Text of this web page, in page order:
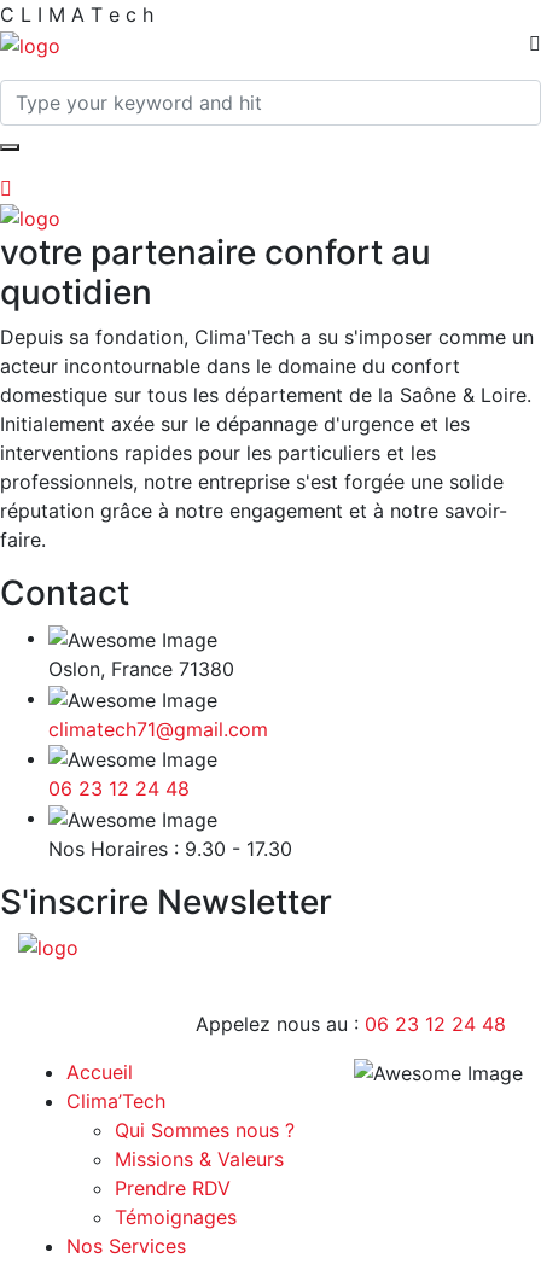
C L I M A T e c h
votre partenaire confort au
quotidien
Depuis sa fondation, Clima'Tech a su s'imposer comme un
acteur incontournable dans le domaine du confort
domestique sur tous les département de la Saône & Loire.
Initialement axée sur le dépannage d'urgence et les
interventions rapides pour les particuliers et les
professionnels, notre entreprise s'est forgée une solide
réputation grâce à notre engagement et à notre savoir-
faire.
Contact
Oslon, France 71380
climatech71@gmail.com
06 23 12 24 48
Nos Horaires : 9.30 - 17.30
S'inscrire Newsletter
Appelez nous au : 06 23 12 24 48
Accueil
Clima’Tech
Qui Sommes nous ?
Missions & Valeurs
Prendre RDV
Témoignages
Nos Services